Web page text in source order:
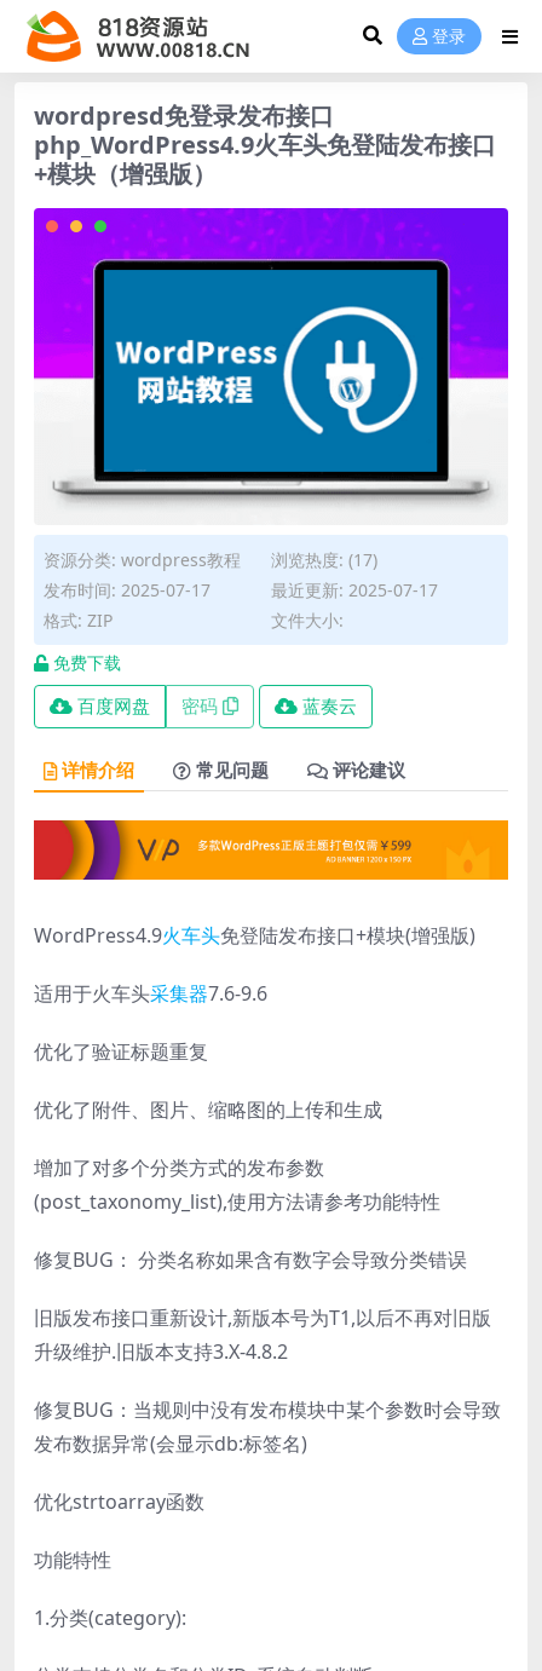
登录
wordpresd免登录发布接口
php_WordPress4.9火车头免登陆发布接口
+模块（增强版）
资源分类: wordpress教程
浏览热度: (17)
发布时间: 2025-07-17
最近更新: 2025-07-17
格式: ZIP
文件大小:
免费下载
百度网盘 密码 蓝奏云
详情介绍 常见问题 评论建议
WordPress4.9火车头免登陆发布接口+模块(增强版)
适用于火车头采集器7.6-9.6
优化了验证标题重复
优化了附件、图片、缩略图的上传和生成
增加了对多个分类方式的发布参数
(post_taxonomy_list),使用方法请参考功能特性
修复BUG： 分类名称如果含有数字会导致分类错误
旧版发布接口重新设计,新版本号为T1,以后不再对旧版
升级维护.旧版本支持3.X-4.8.2
修复BUG：当规则中没有发布模块中某个参数时会导致
发布数据异常(会显示db:标签名)
优化strtoarray函数
功能特性
1.分类(category):